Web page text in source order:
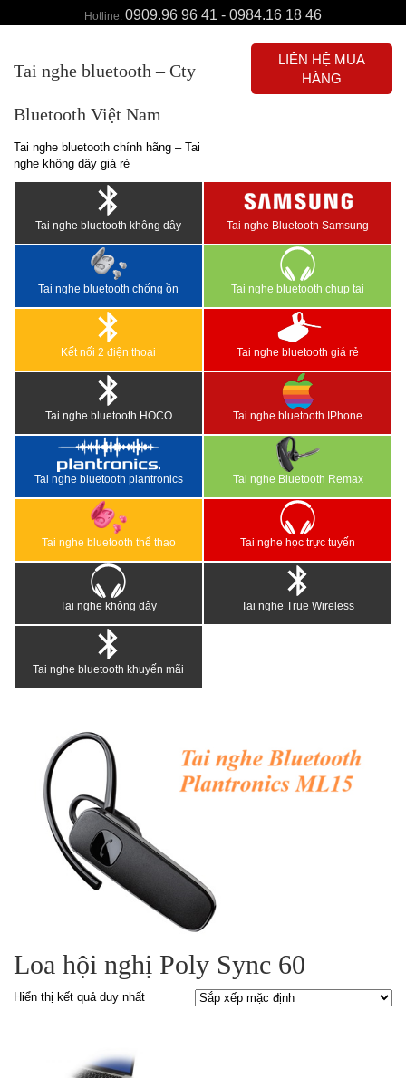
Hotline: 0909.96 96 41 - 0984.16 18 46
Tai nghe bluetooth – Cty
Bluetooth Việt Nam
Tai nghe bluetooth chính hãng – Tai
nghe không dây giá rẻ
LIÊN HỆ MUA
HÀNG
Tai nghe bluetooth không dây Tai nghe Bluetooth Samsung
Tai nghe bluetooth chống ồn Tai nghe bluetooth chụp tai
Kết nối 2 điện thoại Tai nghe bluetooth giá rẻ
Tai nghe bluetooth HOCO Tai nghe bluetooth IPhone
Tai nghe bluetooth plantronics Tai nghe Bluetooth Remax
Tai nghe bluetooth thể thao Tai nghe học trực tuyến
Tai nghe không dây Tai nghe True Wireless
Tai nghe bluetooth khuyến mãi
Loa hội nghị Poly Sync 60
Hiển thị kết quả duy nhất